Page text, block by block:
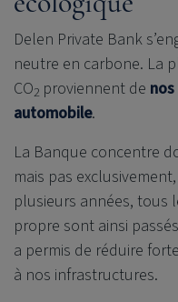
Delen Private Bank
neutre en carbone. La
CO2 proviennent de
automobile.
La Banque concentre
mais pas
plusieurs années, tous
propre sont ainsi
a permis de réduire
à nos infrastructures.